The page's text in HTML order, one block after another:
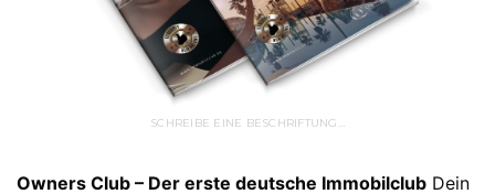
SCHREIBE EINE BESCHRIFTUNG…
Owners Club – Der erste deutsche Immobilclub Dein